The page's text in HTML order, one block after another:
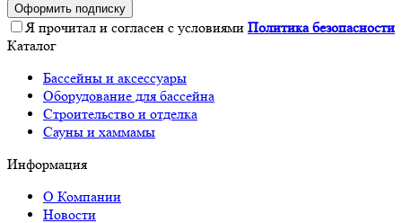
Оформить подписку
Я прочитал и согласен с условиями Политика безопасности
Каталог
Бассейны и аксессуары
Оборудование для бассейна
Строительство и отделка
Сауны и хаммамы
Информация
О Компании
Новости